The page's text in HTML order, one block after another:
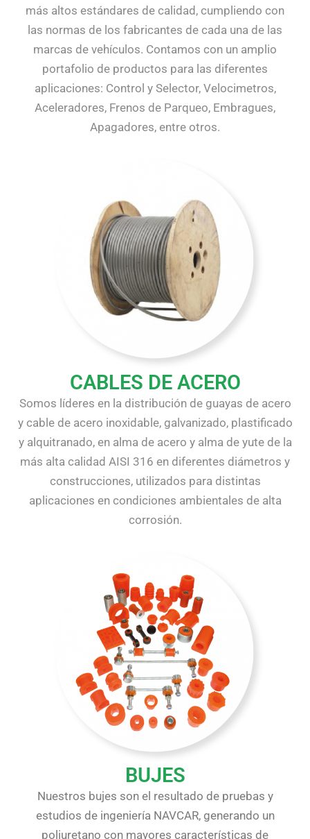
más altos estándares de calidad, cumpliendo con
las normas de los fabricantes de cada una de las
marcas de vehículos. Contamos con un amplio
portafolio de productos para las diferentes
aplicaciones: Control y Selector, Velocimetros,
Aceleradores, Frenos de Parqueo, Embragues,
Apagadores, entre otros.
CABLES DE ACERO
Somos líderes en la distribución de guayas de acero
y cable de acero inoxidable, galvanizado, plastificado
y alquitranado, en alma de acero y alma de yute de la
más alta calidad AISI 316 en diferentes diámetros y
construcciones, utilizados para distintas
aplicaciones en condiciones ambientales de alta
corrosión.
BUJES
Nuestros bujes son el resultado de pruebas y
estudios de ingeniería NAVCAR, generando un
poliuretano con mayores características de